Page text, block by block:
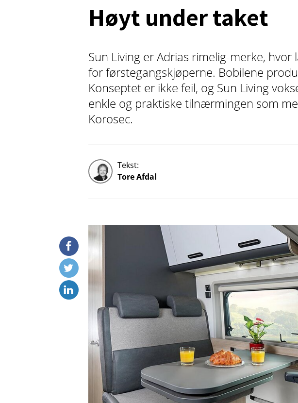
Høyt under taket
Sun Living er Adrias rimelig-merke,
for førstegangskjøperne. Bobilene
Konseptet er ikke feil, og Sun Living
enkle og praktiske tilnærmingen som
Korosec.
Tekst:
Tore Afdal